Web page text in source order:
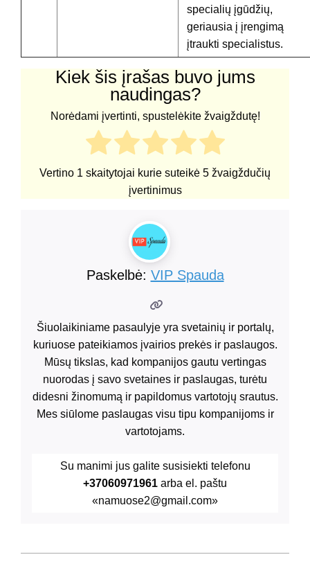
specialių įgūdžių,
geriausia į įrengimą
įtraukti specialistus.
Kiek šis įrašas buvo jums
naudingas?
Norėdami įvertinti, spustelėkite žvaigždutę!
Vertino 1 skaitytojai kurie suteikė 5 žvaigždučių
įvertinimus
Paskelbė: VIP Spauda
Šiuolaikiniame pasaulyje yra svetainių ir portalų,
kuriuose pateikiamos įvairios prekės ir paslaugos.
Mūsų tikslas, kad kompanijos gautu vertingas
nuorodas į savo svetaines ir paslaugas, turėtu
didesni žinomumą ir papildomus vartotojų srautus.
Mes siūlome paslaugas visu tipu kompanijoms ir
vartotojams.
Su manimi jus galite susisiekti telefonu
+37060971961 arba el. paštu
«namuose2@gmail.com»